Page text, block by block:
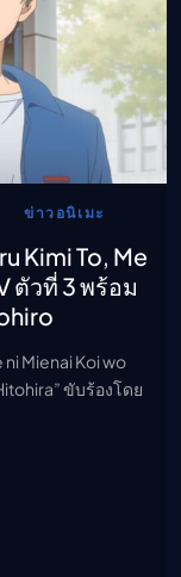
ข่าวอนิเมะ
Kimi To, Me
ตัวที่ 3 พร้อม
ni Mienai Koi wo
ขับร้องโดย